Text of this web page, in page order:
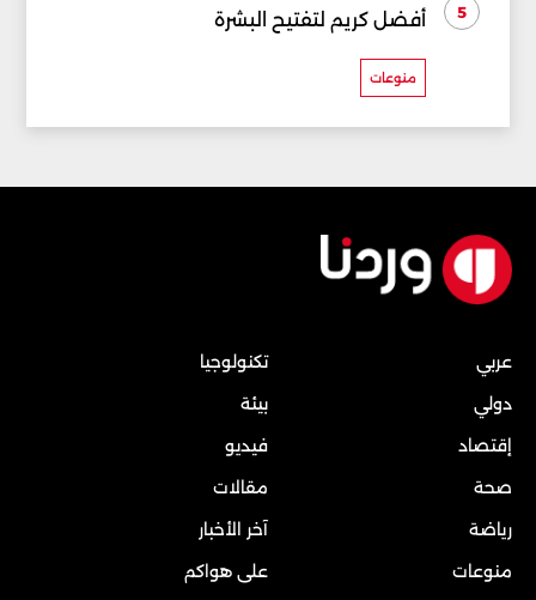
5 أفضل كريم لتفتيح البشرة
منوعات
عربي
دولي
إقتصاد
صحة
رياضة
منوعات
تكنولوجيا
بيئة
فيديو
مقالات
آخر الأخبار
على هواكم